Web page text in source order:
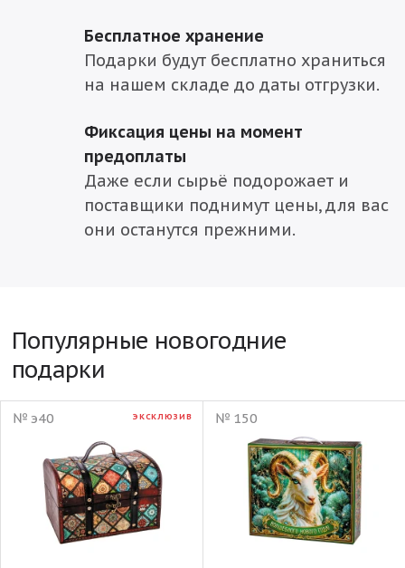
Бесплатное хранение
Подарки будут бесплатно храниться
на нашем складе до даты отгрузки.
Фиксация цены на момент
предоплаты
Даже если сырьё подорожает и
поставщики поднимут цены, для вас
они останутся прежними.
Популярные новогодние
подарки
№ э40 ЭКСКЛЮЗИВ № 150